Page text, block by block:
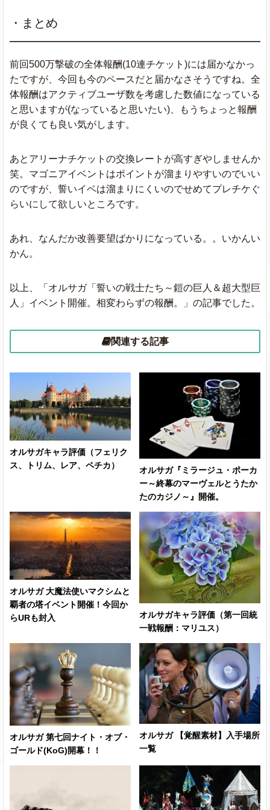
・まとめ
前回500万撃破の全体報酬(10連チケット)には届かなかっ
たですが、今回も今のペースだと届かなさそうですね。全
体報酬はアクティブユーザ数を考慮した数値になっている
と思いますが(なっていると思いたい)、もうちょっと報酬
が良くても良い気がします。
あとアリーナチケットの交換レートが高すぎやしませんか
笑。マゴニアイベントはポイントが溜まりやすいのでいい
のですが、誓いイベは溜まりにくいのでせめてプレチケぐ
らいにして欲しいところです。
あれ、なんだか改善要望ばかりになっている。。いかんい
かん。
以上、「オルサガ「誓いの戦士たち～鎧の巨人＆超大型巨
人」イベント開催。相変わらずの報酬。」の記事でした。
関連する記事
オルサガキャラ評価（フェリク
ス、トリム、レア、ペチカ）
オルサガ『ミラージュ・ポーカ
ー～終幕のマーヴェルとうたか
たのカジノ～』開催。
オルサガ 大魔法使いマクシムと
覇者の塔イベント開催！今回か
らURも封入
オルサガキャラ評価（第一回統
一戦報酬：マリユス）
オルサガ 第七回ナイト・オブ・
ゴールド(KoG)開幕！！
オルサガ 【覚醒素材】入手場所
一覧